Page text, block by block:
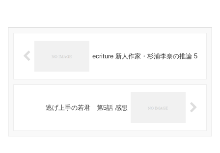
ecriture 新人作家・杉浦李奈の推論 5
逃げ上手の若君 第5話 感想